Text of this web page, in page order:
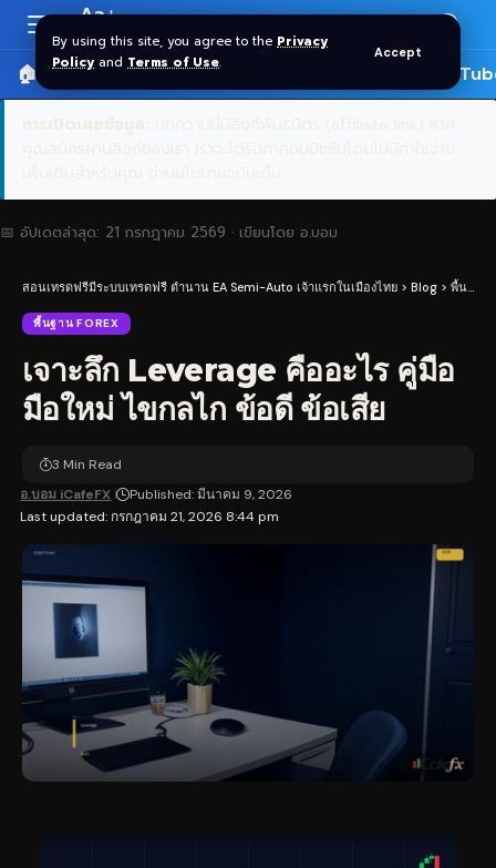
By using this site, you agree to the Privacy
Policy and Terms of Use.
Accept
Resizer
Aa
🏠 หน้าแรก ราคาทอง SPDR 🎬
📅 อัปเดตล่าสุด: 21 กรกฎาคม 2569 · เขียนโดย อ.บอม
สอนเทรดฟรีมีระบบเทรดฟรี ตำนาน EA Semi-Auto เจ้าแรกในเมืองไทย > Blog > พื้นฐาน Forex
พื้นฐาน FOREX
เจาะลึก Leverage คืออะไร คู่มือ
มือใหม่ ไขกลไก ข้อดี ข้อเสีย
Last updated: กรกฎาคม 21, 2026 8:44 pm
อ.บอม iCafeFX Published: มีนาคม 9, 2026
3 Min Read